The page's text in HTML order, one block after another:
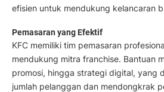
efisien untuk mendukung kelancaran
Pemasaran yang Efektif
KFC memiliki tim pemasaran
mendukung mitra franchise. Bantuan
promosi, hingga strategi digital, yang
jumlah pelanggan dan mendongkrak